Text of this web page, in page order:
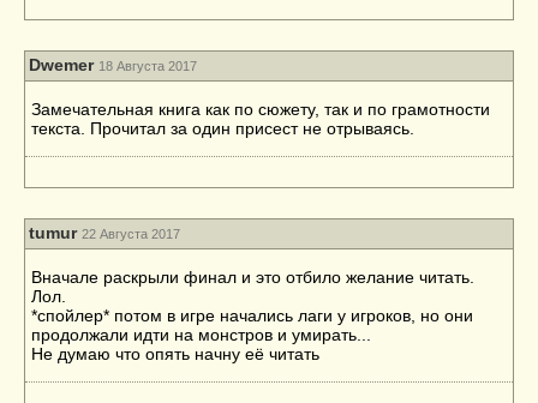
Dwemer 18 Августа 2017
Замечательная книга как по сюжету, так и по грамотности
текста. Прочитал за один присест не отрываясь.
tumur 22 Августа 2017
Вначале раскрыли финал и это отбило желание читать.
Лол.
*спойлер* потом в игре начались лаги у игроков, но они
продолжали идти на монстров и умирать...
Не думаю что опять начну её читать